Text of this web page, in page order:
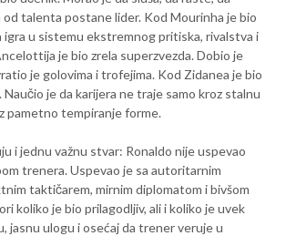
talenta postane lider. Kod Mourinha je bio
igra u sistemu ekstremnog pritiska, rivalstva i
je bio zrela superzvezda. Dobio je
je golovima i trofejima. Kod Zidanea je bio
Naučio je da karijera ne traje samo kroz stalnu
pametno tempiranje forme.
i jednu važnu stvar: Ronaldo nije uspevao
trenera. Uspevao je sa autoritarnim
taktičarem, mirnim diplomatom i bivšom
koliko je bio prilagodljiv, ali i koliko je uvek
jasnu ulogu i osećaj da trener veruje u